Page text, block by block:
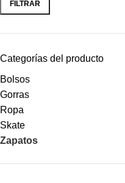
FILTRAR
Categorías del producto
Bolsos
Gorras
Ropa
Skate
Zapatos